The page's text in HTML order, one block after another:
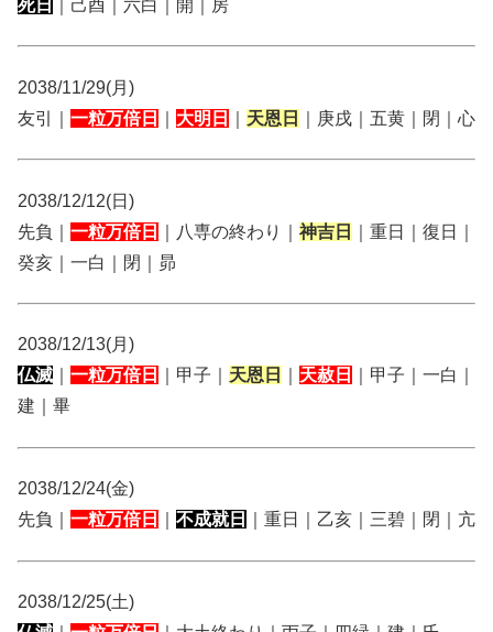
死日
｜己酉｜六白｜開｜房
2038/11/29(月)
友引｜ 一粒万倍日 大明日 天恩日 ｜庚戌｜五黄｜閉｜心
2038/12/12(日)
先負｜ 一粒万倍日 ｜八専の終わり｜ 神吉日
｜重日｜復日｜
癸亥｜一白｜閉｜昴
2038/12/13(月)
仏滅
一粒万倍日 ｜甲子｜ 天恩日 天赦日
｜甲子｜一白｜
建｜畢
2038/12/24(金)
先負｜ 一粒万倍日 不成就日 ｜重日｜乙亥｜三碧｜閉｜亢
2038/12/25(土)